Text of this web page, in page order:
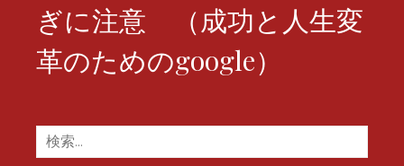
ぎに注意 （成功と人生変
革のためのgoogle）
検
索: